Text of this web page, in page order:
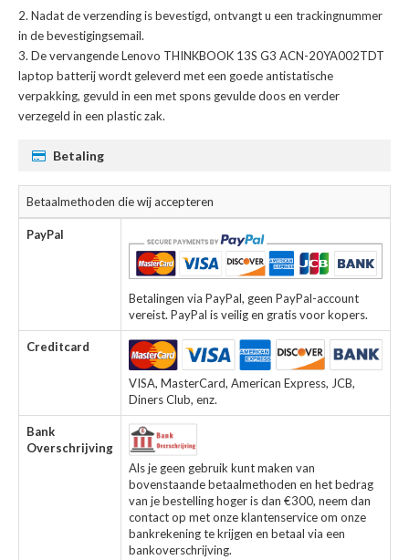
Nadat de verzending is bevestigd, ontvangt u een trackingnummer
in de bevestigingsemail.
Devervangende Lenovo THINKBOOK 13S G3 ACN-20YA002TDT
laptop batterijwordt geleverd met een goede antistatische
verpakking, gevuld in een met spons gevulde doos en verder
verzegeld in een plastic zak.
Betaling
Betaalmethoden die wij accepteren
PayPal
Betalingen via PayPal, geen PayPal-account
vereist. PayPal is veilig en gratis voor kopers.
Creditcard
VISA, MasterCard, American Express, JCB,
Diners Club, enz.
Bank
Overschrijving
Als je geen gebruik kunt maken van
bovenstaande betaalmethoden en het bedrag
van je bestelling hoger is dan €300, neem dan
contact op met onze klantenservice om onze
bankrekening te krijgen en betaal via een
bankoverschrijving.